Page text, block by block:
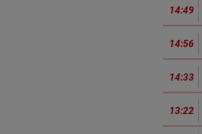
14:49
14:56
14:33
13:22